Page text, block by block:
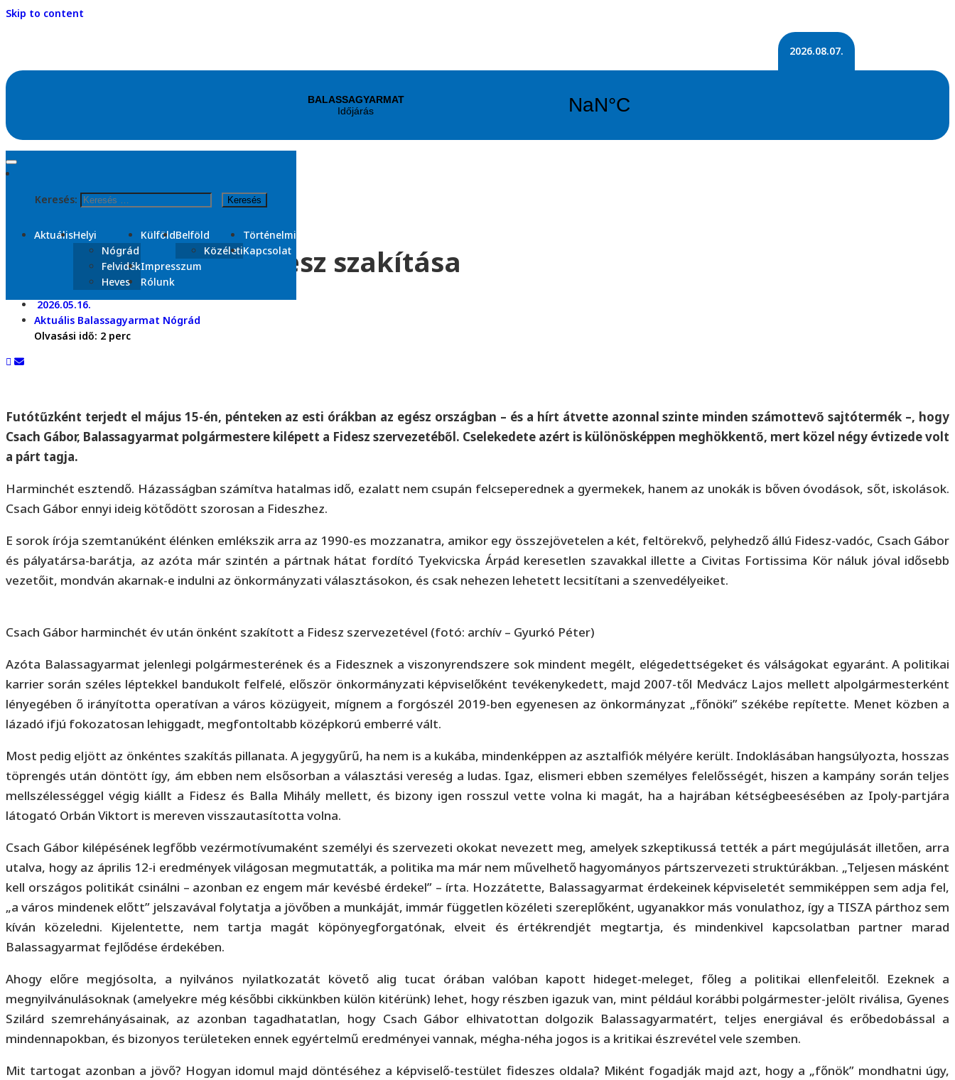
Skip to content
2026.08.07.
Keresés:
AktuálisHelyi
Nógrád
Felvidék
Heves
KülföldBelföld
Közéleti
Történelmi
Kapcsolat
Impresszum
Rólunk
május
Csach Gábor és a Fidesz szakítása
2026.05.16.
Aktuális Balassagyarmat Nógrád
Olvasási idő: 2 perc
Futótűzként terjedt el május 15-én, pénteken az esti órákban az egész országban – és a hírt átvette azonnal szinte minden számottevő sajtótermék –, hogy
Csach Gábor, Balassagyarmat polgármestere kilépett a Fidesz szervezetéből. Cselekedete azért is különösképpen meghökkentő, mert közel négy évtizede volt
a párt tagja.
Harminchét esztendő. Házasságban számítva hatalmas idő, ezalatt nem csupán felcseperednek a gyermekek, hanem az unokák is bőven óvodások, sőt, iskolások.
Csach Gábor ennyi ideig kötődött szorosan a Fideszhez.
E sorok írója szemtanúként élénken emlékszik arra az 1990-es mozzanatra, amikor egy összejövetelen a két, feltörekvő, pelyhedző állú Fidesz-vadóc, Csach Gábor
és pályatársa-barátja, az azóta már szintén a pártnak hátat fordító Tyekvicska Árpád keresetlen szavakkal illette a Civitas Fortissima Kör náluk jóval idősebb
vezetőit, mondván akarnak-e indulni az önkormányzati választásokon, és csak nehezen lehetett lecsitítani a szenvedélyeiket.
Csach Gábor harminchét év után önként szakított a Fidesz szervezetével (fotó: archív – Gyurkó Péter)
Azóta Balassagyarmat jelenlegi polgármesterének és a Fidesznek a viszonyrendszere sok mindent megélt, elégedettségeket és válságokat egyaránt. A politikai
karrier során széles léptekkel bandukolt felfelé, először önkormányzati képviselőként tevékenykedett, majd 2007-től Medvácz Lajos mellett alpolgármesterként
lényegében ő irányította operatívan a város közügyeit, mígnem a forgószél 2019-ben egyenesen az önkormányzat „főnöki” székébe repítette. Menet közben a
lázadó ifjú fokozatosan lehiggadt, megfontoltabb középkorú emberré vált.
Most pedig eljött az önkéntes szakítás pillanata. A jegygyűrű, ha nem is a kukába, mindenképpen az asztalfiók mélyére került. Indoklásában hangsúlyozta, hosszas
töprengés után döntött így, ám ebben nem elsősorban a választási vereség a ludas. Igaz, elismeri ebben személyes felelősségét, hiszen a kampány során teljes
mellszélességgel végig kiállt a Fidesz és Balla Mihály mellett, és bizony igen rosszul vette volna ki magát, ha a hajrában kétségbeesésében az Ipoly-partjára
látogató Orbán Viktort is mereven visszautasította volna.
Csach Gábor kilépésének legfőbb vezérmotívumaként személyi és szervezeti okokat nevezett meg, amelyek szkeptikussá tették a párt megújulását illetően, arra
utalva, hogy az április 12-i eredmények világosan megmutatták, a politika ma már nem művelhető hagyományos pártszervezeti struktúrákban. „Teljesen másként
kell országos politikát csinálni – azonban ez engem már kevésbé érdekel” – írta. Hozzátette, Balassagyarmat érdekeinek képviseletét semmiképpen sem adja fel,
„a város mindenek előtt” jelszavával folytatja a jövőben a munkáját, immár független közéleti szereplőként, ugyanakkor más vonulathoz, így a TISZA párthoz sem
kíván közeledni. Kijelentette, nem tartja magát köpönyegforgatónak, elveit és értékrendjét megtartja, és mindenkivel kapcsolatban partner marad
Balassagyarmat fejlődése érdekében.
Ahogy előre megjósolta, a nyilvános nyilatkozatát követő alig tucat órában valóban kapott hideget-meleget, főleg a politikai ellenfeleitől. Ezeknek a
megnyilvánulásoknak (amelyekre még későbbi cikkünkben külön kitérünk) lehet, hogy részben igazuk van, mint például korábbi polgármester-jelölt riválisa, Gyenes
Szilárd szemrehányásainak, az azonban tagadhatatlan, hogy Csach Gábor elhivatottan dolgozik Balassagyarmatért, teljes energiával és erőbedobással a
mindennapokban, és bizonyos területeken ennek egyértelmű eredményei vannak, mégha-néha jogos is a kritikai észrevétel vele szemben.
Mit tartogat azonban a jövő? Hogyan idomul majd döntéséhez a képviselő-testület fideszes oldala? Miként fogadják majd azt, hogy a „főnök” mondhatni úgy,